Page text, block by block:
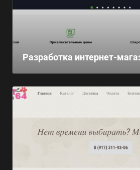
Разработка интернет-